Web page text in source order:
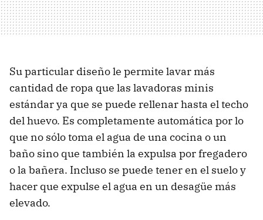
Su particular diseño le permite lavar más
cantidad de ropa que las lavadoras minis
estándar ya que se puede rellenar hasta el techo
del huevo. Es completamente automática por lo
que no sólo toma el agua de una cocina o un
baño sino que también la expulsa por fregadero
o la bañera. Incluso se puede tener en el suelo y
hacer que expulse el agua en un desagüe más
elevado.